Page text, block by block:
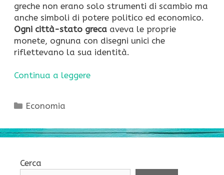
greche non erano solo strumenti di scambio ma
anche simboli di potere politico ed economico.
Ogni città-stato greca aveva le proprie
monete, ognuna con disegni unici che
riflettevano la sua identità.
Continua a leggere
Categorie
Economia
Cerca